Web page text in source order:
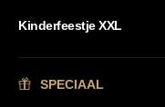
Kinderfeestje XXL
SPECIAAL